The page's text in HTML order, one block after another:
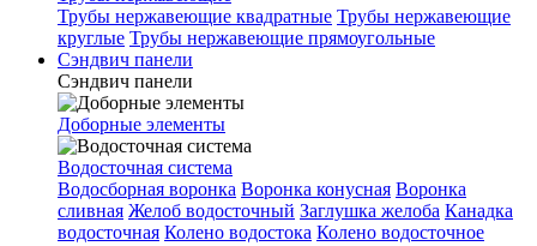
Трубы нержавеющие квадратные Трубы нержавеющие
круглые Трубы нержавеющие прямоугольные
Сэндвич панели
Сэндвич панели
Доборные элементы
Водосточная система
Водосборная воронка Воронка конусная Воронка
сливная Желоб водосточный Заглушка желоба Канадка
водосточная Колено водостока Колено водосточное